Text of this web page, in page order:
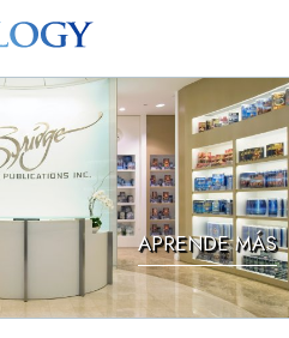
APRENDE MÁS